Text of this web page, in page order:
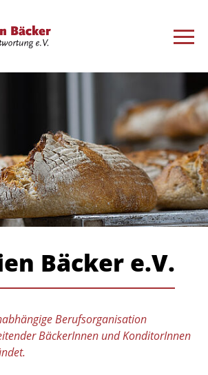
Bäcker e.V.
Berufsorganisation
BäckerInnen und KonditorInnen